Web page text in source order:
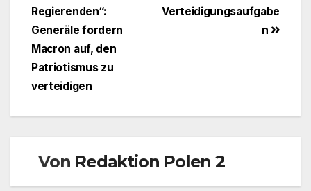
Verteidigungsaufgabe
n
Regierenden“:
Generäle fordern
Macron auf, den
Patriotismus zu
verteidigen
Von Redaktion Polen 2